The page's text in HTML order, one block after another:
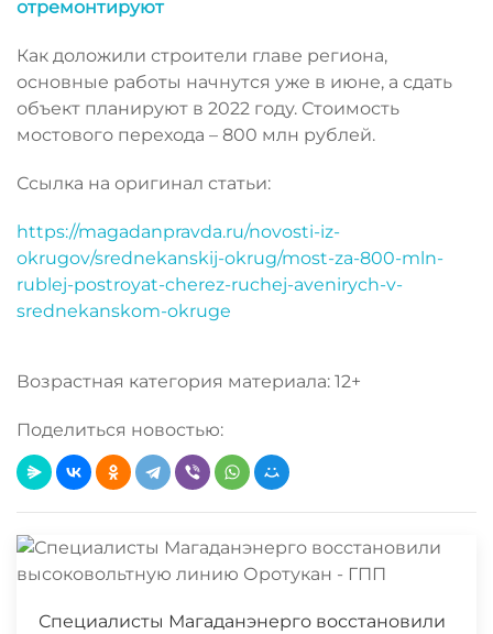
отремонтируют
Как доложили строители главе региона,
основные работы начнутся уже в июне, а сдать
объект планируют в 2022 году. Стоимость
мостового перехода – 800 млн рублей.
Ссылка на оригинал статьи:
https://magadanpravda.ru/novosti-iz-
okrugov/srednekanskij-okrug/most-za-800-mln-
rublej-postroyat-cherez-ruchej-avenirych-v-
srednekanskom-okruge
Возрастная категория материала: 12+
Поделиться новостью:
Специалисты Магаданэнерго восстановили